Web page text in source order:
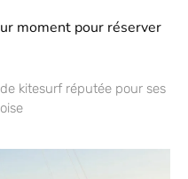
moment pour réserver
kitesurf réputée pour ses